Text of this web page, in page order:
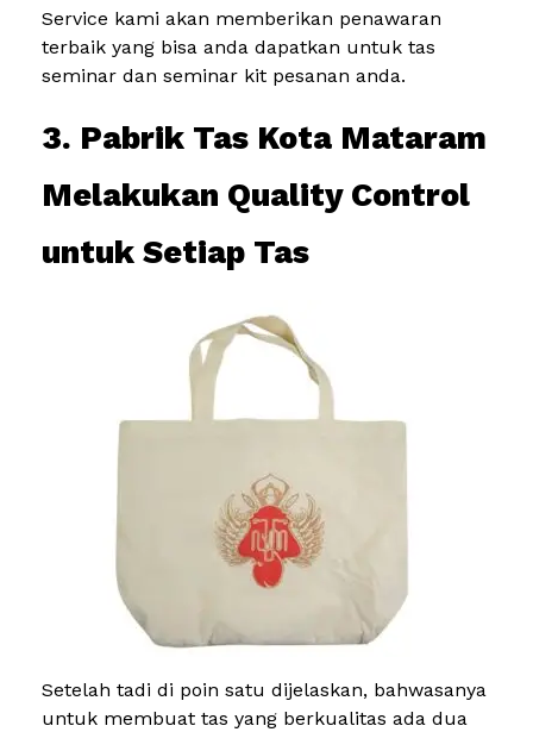
Service kami akan memberikan penawaran
terbaik yang bisa anda dapatkan untuk tas
seminar dan seminar kit pesanan anda.
3. Pabrik Tas Kota Mataram
Melakukan Quality Control
untuk Setiap Tas
Setelah tadi di poin satu dijelaskan, bahwasanya
untuk membuat tas yang berkualitas ada dua